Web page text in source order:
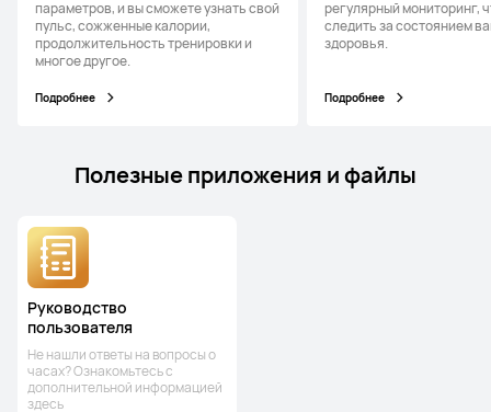
параметров, и вы сможете узнать свой
пульс, сожженные калории,
продолжительность тренировки и
многое другое.
Подробнее
регулярный мониторинг,
следить за состоянием
здоровья.
Подробнее
Полезные приложения и файлы
Руководство
пользователя
Не нашли ответы на вопросы о
часах? Ознакомьтесь с
дополнительной информацией
здесь